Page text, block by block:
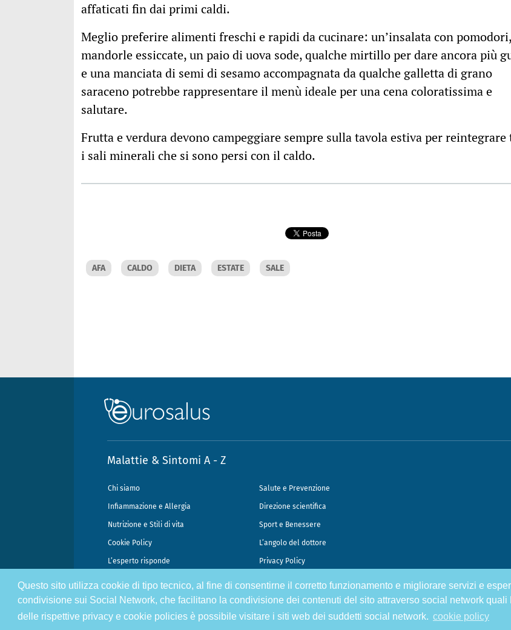
Questo sito utilizza cookie di tipo tecnico, al fine di consentirne il corretto funzionamento e migliorare servizi e
condivisione sui Social Network, che facilitano la condivisione dei contenuti del sito attraverso social network quali
delle rispettive privacy e cookie policies è possibile visitare i siti web dei suddetti social network. cookie policy
affaticati fin dai primi caldi.
Meglio preferire alimenti freschi e rapidi da cucinare: un’insalata con pomodori,
mandorle essiccate, un paio di uova sode, qualche mirtillo per dare ancora più
e una manciata di semi di sesamo accompagnata da qualche galletta di grano
saraceno potrebbe rappresentare il menù ideale per una cena coloratissima e
salutare.
Frutta e verdura devono campeggiare sempre sulla tavola estiva per
i sali minerali che si sono persi con il caldo.
AFA CALDO DIETA ESTATE SALE
Malattie & Sintomi A - Z
Chi siamo Salute e Prevenzione
Infiammazione e Allergia Direzione scientifica
Nutrizione e Stili di vita Sport e Benessere
Cookie Policy L’angolo del dottore
L’esperto risponde Privacy Policy
@2026 - Gek Srl, P.IVA 07333890965 - Direzione Scientifica Dottor Attilio Francesco Speciani